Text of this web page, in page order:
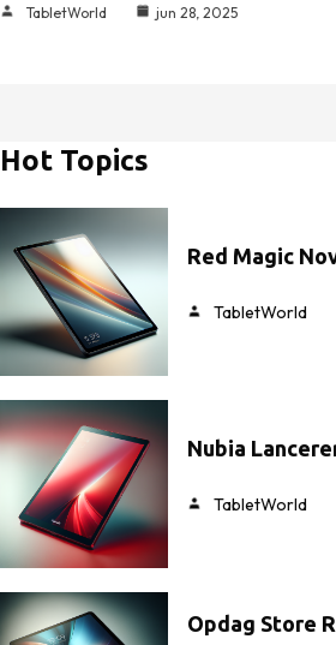
TabletWorld jun 28, 2025
Hot Topics
Red Magic
TabletWorld
Nubia
TabletWorld
Opdag Store